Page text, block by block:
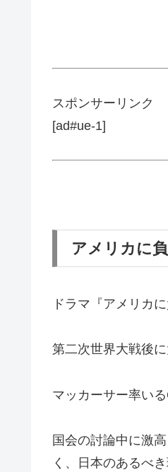
スポンサーリンク
[ad#ue-1]
アメリカに
ドラマ『アメリカ
第二次世界大戦後
マッカーサー率い
国会の討論中に激
く、日本のあるべ